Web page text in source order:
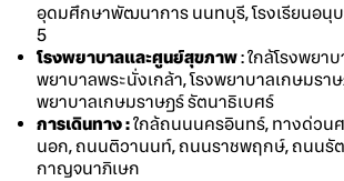
อุดมศึกษาพัฒนาการ นนทบุรี, โรงเรียนอนุบ
5
โรงพยาบาลและศูนย์สุขภาพ: ใกล้โรงพยา
พยาบาลพระนั่งเกล้า, โรงพยาบาลเกษมราษ
พยาบาลเกษมราษฎร์ รัตนาธิเบศร์
การเดินทาง :ใกล้ถนนนครอินทร์, ทางด่วน
นอก, ถนนติวานนท์, ถนนราชพฤกษ์, ถนนรั
กาญจนาภิเษก